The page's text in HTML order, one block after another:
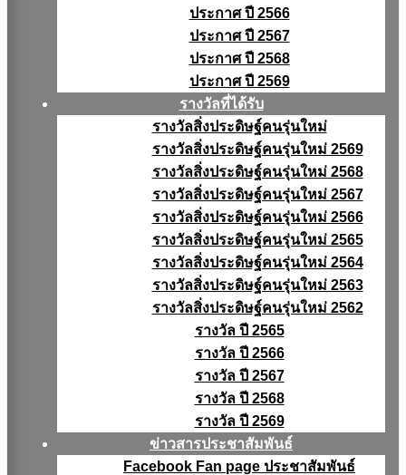
ประกาศ ปี 2566
ประกาศ ปี 2567
ประกาศ ปี 2568
ประกาศ ปี 2569
รางวัลที่ได้รับ
รางวัลสิ่งประดิษฐ์คนรุ่นใหม่
รางวัลสิ่งประดิษฐ์คนรุ่นใหม่ 2569
รางวัลสิ่งประดิษฐ์คนรุ่นใหม่ 2568
รางวัลสิ่งประดิษฐ์คนรุ่นใหม่ 2567
รางวัลสิ่งประดิษฐ์คนรุ่นใหม่ 2566
รางวัลสิ่งประดิษฐ์คนรุ่นใหม่ 2565
รางวัลสิ่งประดิษฐ์คนรุ่นใหม่ 2564
รางวัลสิ่งประดิษฐ์คนรุ่นใหม่ 2563
รางวัลสิ่งประดิษฐ์คนรุ่นใหม่ 2562
รางวัล ปี 2565
รางวัล ปี 2566
รางวัล ปี 2567
รางวัล ปี 2568
รางวัล ปี 2569
ข่าวสารประชาสัมพันธ์
Facebook Fan page ประชาสัมพันธ์